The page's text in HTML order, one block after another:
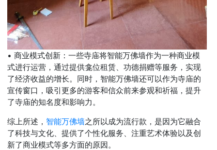
• 商业模式创新：一些寺庙将智能万佛墙作为一种商业模
式进行运营，通过提供龛位租赁、功德捐赠等服务，实现
了经济收益的增长。同时，智能万佛墙还可以作为寺庙的
宣传窗口，吸引更多的游客和信众前来参观和祈福，提升
了寺庙的知名度和影响力。
综上所述， 智能万佛墙之所以成为流行款，是因为它融合
了科技与文化、提供了个性化服务、注重艺术体验以及创
新了商业模式等多方面的原因。